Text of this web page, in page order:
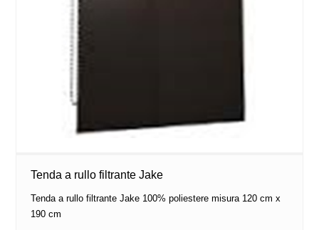
Tenda a rullo filtrante Jake
Tenda a rullo filtrante Jake 100% poliestere misura 120 cm x
190 cm